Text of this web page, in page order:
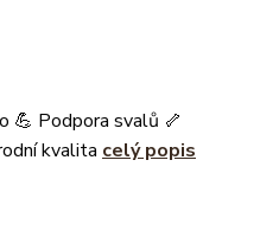
💪 Podpora svalů 🦴
kvalita celý popis